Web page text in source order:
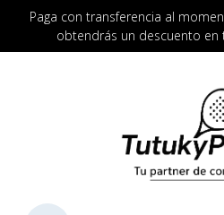
Paga con transferencia al
obtendrás un descuento